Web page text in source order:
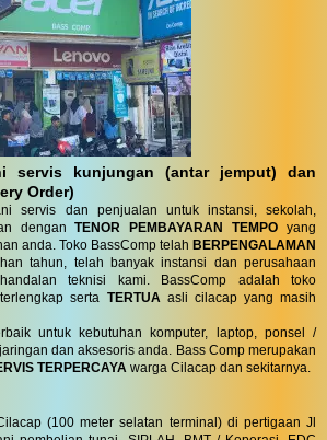
servis kunjungan (antar jemput) dan
Order)
servis dan penjualan untuk instansi, sekolah,
denganTENOR PEMBAYARAN TEMPO yang
anda. Toko BassComp telah BERPENGALAMAN
tahun, telah banyak instansi dan perusahaan
teknisi kami. BassComp adalah toko
serta TERTUA asli cilacap yang masih
untuk kebutuhan komputer, laptop, ponsel /
dan aksesoris anda. Bass Comp merupakan
TERPERCAYA warga Cilacap dan sekitarnya.
(100 meter selatan terminal) di pertigaan Jl